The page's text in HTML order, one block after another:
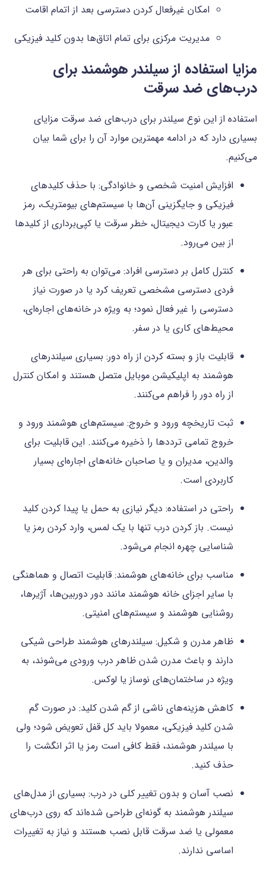
امکان غیرفعال کردن دسترسی بعد از اتمام اقامت
مدیریت مرکزی برای تمام اتاق‌ها بدون کلید فیزیکی
مزایا استفاده از سیلندر هوشمند برای
درب‌های ضد سرقت
استفاده از این نوع سیلندر برای درب‌های ضد سرقت مزایای
بسیاری دارد که در ادامه مهمترین موارد آن را برای شما بیان
می‌کنیم.
افزایش امنیت شخصی و خانوادگی: با حذف کلیدهای
فیزیکی و جایگزینی آن‌ها با سیستم‌های بیومتریک، رمز
عبور یا کارت دیجیتال، خطر سرقت یا کپی‌برداری از کلیدها
از بین می‌رود.
کنترل کامل بر دسترسی افراد: می‌توان به راحتی برای هر
فردی دسترسی مشخصی تعریف کرد یا در صورت نیاز
دسترسی را غیر فعال نمود؛ به ویژه در خانه‌های اجاره‌ای،
محیط‌های کاری یا در سفر.
قابلیت باز و بسته کردن از راه دور: بسیاری سیلندرهای
هوشمند به اپلیکیشن موبایل متصل هستند و امکان کنترل
از راه دور را فراهم می‌کنند.
ثبت تاریخچه ورود و خروج: سیستم‌های هوشمند ورود و
خروج تمامی ترددها را ذخیره می‌کنند. این قابلیت برای
والدین، مدیران و یا صاحبان خانه‌های اجاره‌ای بسیار
کاربردی است.
راحتی در استفاده: دیگر نیازی به حمل یا پیدا کردن کلید
نیست. باز کردن درب تنها با یک لمس، وارد کردن رمز یا
شناسایی چهره انجام می‌شود.
مناسب برای خانه‌های هوشمند: قابلیت اتصال و هماهنگی
با سایر اجزای خانه هوشمند مانند دور دوربین‌ها، آژیرها،
روشنایی هوشمند و سیستم‌های امنیتی.
ظاهر مدرن و شکیل: سیلندرهای هوشمند طراحی شیکی
دارند و باعث مدرن شدن ظاهر درب ورودی می‌شوند، به
ویژه در ساختمان‌های نوساز یا لوکس.
کاهش هزینه‌های ناشی از گم شدن کلید: در صورت گم
شدن کلید فیزیکی، معمولا باید کل قفل تعویض شود؛ ولی
با سیلندر هوشمند، فقط کافی است رمز یا اثر انگشت را
حذف کنید.
نصب آسان و بدون تغییر کلی در درب: بسیاری از مدل‌های
سیلندر هوشمند به گونه‌ای طراحی شده‌اند که روی درب‌های
معمولی یا ضد سرقت قابل نصب هستند و نیاز به تغییرات
اساسی ندارند.